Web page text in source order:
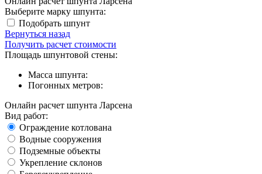
Выберите марку шпунта:
Подобрать шпунт
Вернуться назад
Получить расчет стоимости
Площадь шпунтовой стены:
Масса шпунта:
Погонных метров:
Онлайн расчет шпунта Ларсена
Вид работ:
Ограждение котлована
Водные сооружения
Подземные объекты
Укрепление склонов